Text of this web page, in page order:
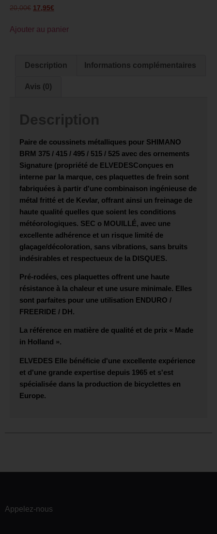
20,00€ 17,95€
Ajouter au panier
Description Informations complémentaires
Avis (0)
Description
Paire de coussinets métalliques pour SHIMANO
BRM 375 / 415 / 495 / 515 / 525 avec des ornements
Signature (propriété de ELVEDESConçues en
interne par la marque, ces plaquettes de frein sont
fabriquées à partir d'une combinaison ingénieuse de
métal fritté et de Kevlar, offrant ainsi un freinage de
haute qualité quelles que soient les conditions
météorologiques. SEC o MOUILLÉ, avec une
excellente adhérence et un risque limité de
glaçage/décoloration, sans vibrations, sans bruits
indésirables et respectueux de la DISQUES.
Pré-rodées, ces plaquettes offrent une haute
résistance à la chaleur et une usure minimale. Elles
sont parfaites pour une utilisation ENDURO /
FREERIDE / DH.
La référence en matière de qualité et de prix « Made
in Holland ».
ELVEDES Elle bénéficie d'une excellente expérience
et d'une grande expertise depuis 1965 et s'est
spécialisée dans la production de bicyclettes en
Europe.
Appelez-nous